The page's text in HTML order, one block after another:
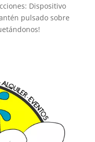
Dispositivo
pulsado sobre